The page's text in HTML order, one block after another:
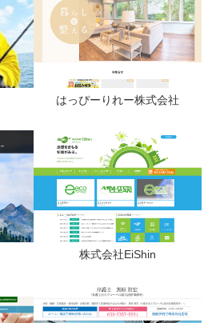
はっぴーりれー株式会社
株式会社EiShin